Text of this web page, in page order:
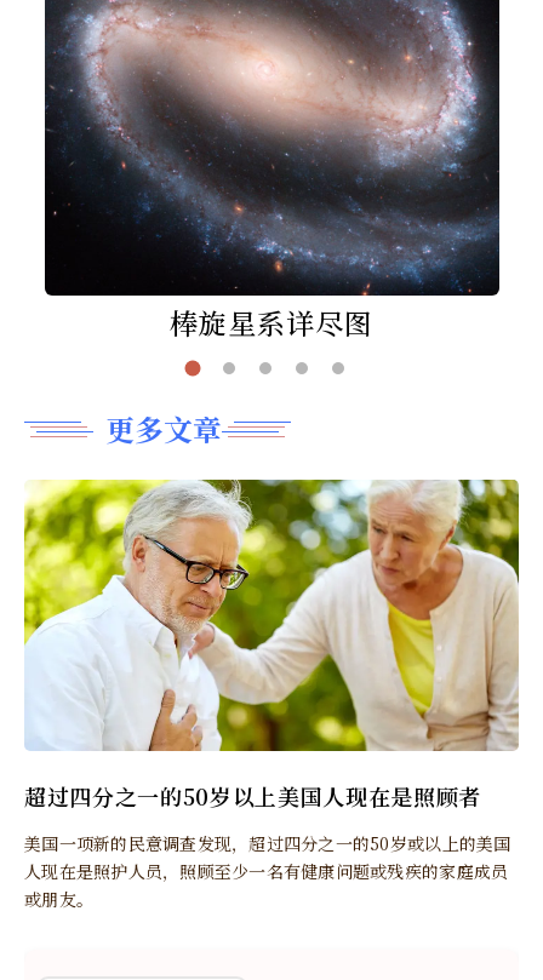
棒旋星系详尽图
更多文章
超过四分之一的50岁以上美国人现在是照顾者
美国一项新的民意调查发现，超过四分之一的50岁或以上的美国
人现在是照护人员，照顾至少一名有健康问题或残疾的家庭成员
或朋友。